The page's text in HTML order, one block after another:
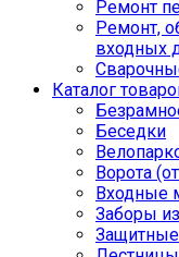
Ремонт
Ремонт,
входных
Каталог
Беседки
Ворота
Входные
Заборы